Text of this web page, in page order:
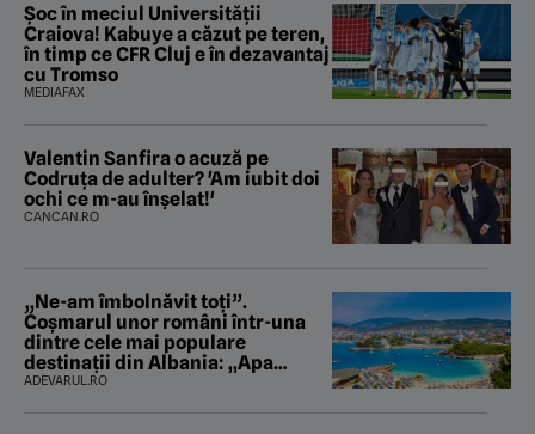
Șoc în meciul Universității
Craiova! Kabuye a căzut pe teren,
în timp ce CFR Cluj e în dezavantaj
cu Tromso
MEDIAFAX
Valentin Sanfira o acuză pe
Codruța de adulter? 'Am iubit doi
ochi ce m-au înșelat!'
CANCAN.RO
„Ne-am îmbolnăvit toți”.
Coșmarul unor români într-una
dintre cele mai populare
destinații din Albania: „Apa
mirosea a canalizare”
ADEVARUL.RO